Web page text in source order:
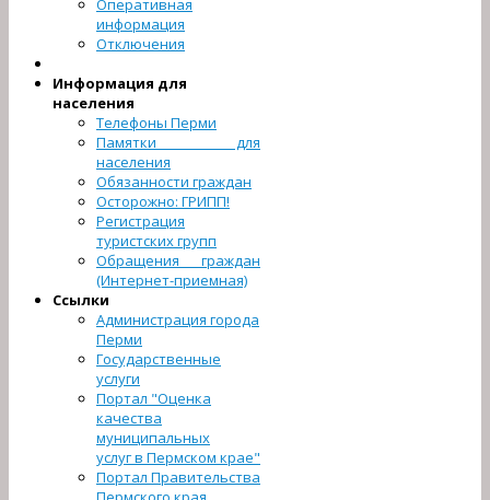
Оперативная
информация
Отключения
Информация для
населения
Телефоны Перми
Памятки для
населения
Обязанности граждан
Осторожно: ГРИПП!
Регистрация
туристcких групп
Обращения граждан
(Интернет-приемная)
Ссылки
Администрация города
Перми
Государственные
услуги
Портал "Оценка
качества
муниципальных
услуг в Пермском крае"
Портал Правительства